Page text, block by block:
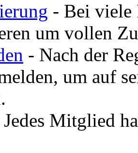
- Bei viele
um vollen
- Nach der
um auf
Mitglied